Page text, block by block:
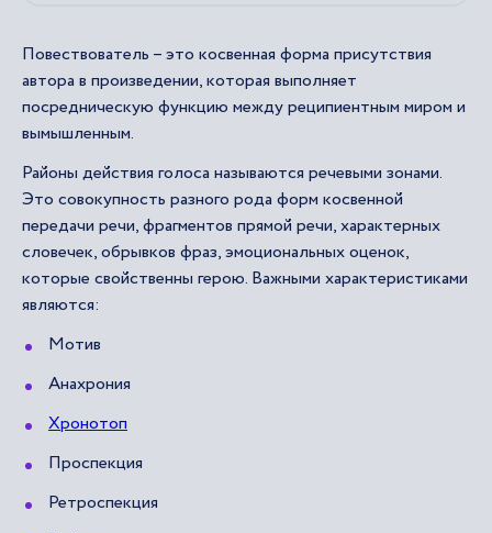
Повествователь – это косвенная форма присутствия
автора в произведении, которая выполняет
посредническую функцию между реципиентным миром и
вымышленным.
Районы действия голоса называются речевыми зонами.
Это совокупность разного рода форм косвенной
передачи речи, фрагментов прямой речи, характерных
словечек, обрывков фраз, эмоциональных оценок,
которые свойственны герою. Важными характеристиками
являются:
Мотив
Анахрония
Хронотоп
Проспекция
Ретроспекция